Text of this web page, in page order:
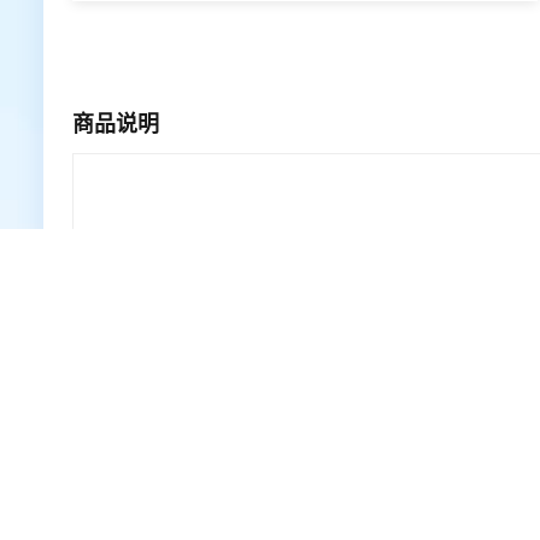
商品说明